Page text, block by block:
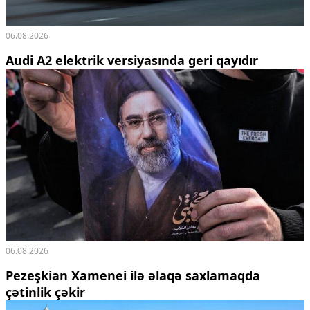
06.08.2026
Audi A2 elektrik versiyasında geri qayıdır
06.08.2026
Pezeşkian Xamenei ilə əlaqə saxlamaqda
çətinlik çəkir